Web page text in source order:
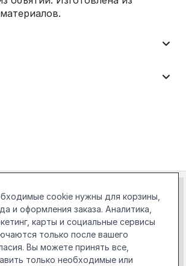
cookie нужны для корзины,
и оформления заказа. Аналитика,
карты и социальные сервисы
только после вашего
Вы можете принять все,
только необходимые или